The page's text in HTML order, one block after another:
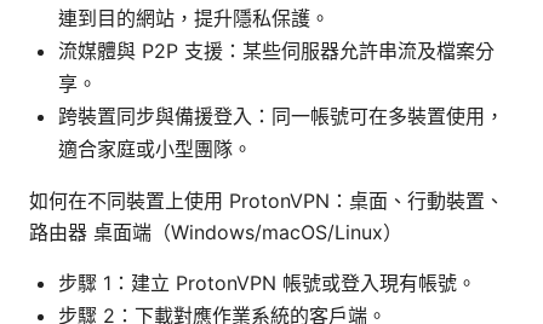
連到目的網站，提升隱私保護。
流媒體與 P2P 支援：某些伺服器允許串流及檔案分
享。
跨裝置同步與備援登入：同一帳號可在多裝置使用，
適合家庭或小型團隊。
如何在不同裝置上使用 ProtonVPN：桌面、行動裝置、
路由器 桌面端（Windows/macOS/Linux）
步驟 1：建立 ProtonVPN 帳號或登入現有帳號。
步驟 2：下載對應作業系統的客戶端。